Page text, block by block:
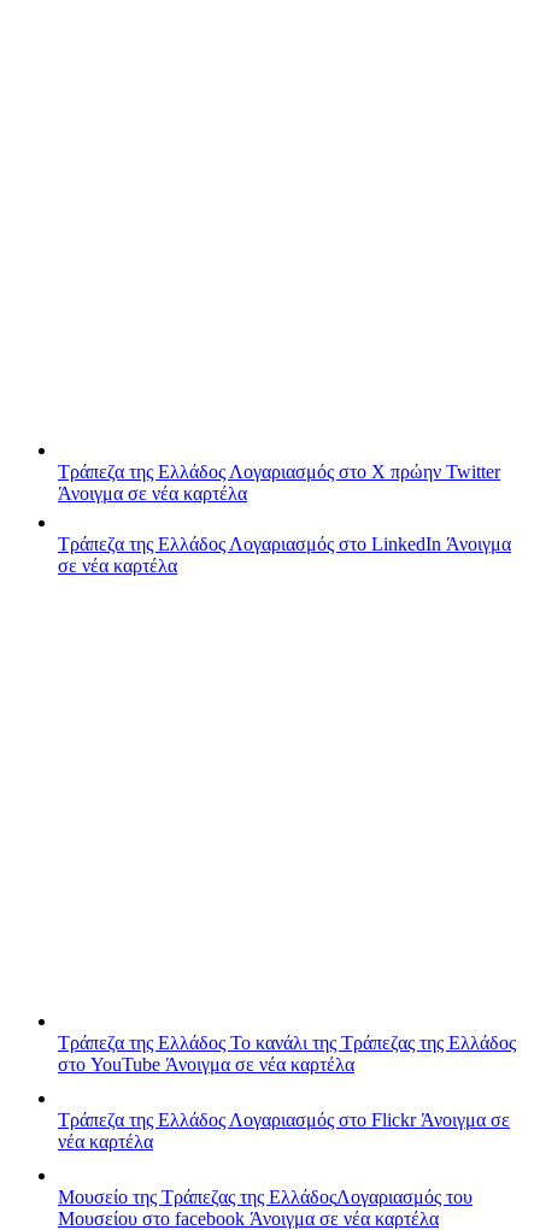
Τράπεζα της Ελλάδος Λογαριασμός στο X πρώην Twitter
Άνοιγμα σε νέα καρτέλα
Τράπεζα της Ελλάδος Λογαριασμός στο LinkedIn Άνοιγμα
σε νέα καρτέλα
Τράπεζα της Ελλάδος Το κανάλι της Τράπεζας της Ελλάδος
στο YouTube Άνοιγμα σε νέα καρτέλα
Τράπεζα της Ελλάδος Λογαριασμός στο FlickrΆνοιγμα σε
νέα καρτέλα
Μουσείο της Τράπεζας της ΕλλάδοςΛογαριασμός του
Μουσείου στο facebook Άνοιγμα σε νέα καρτέλα